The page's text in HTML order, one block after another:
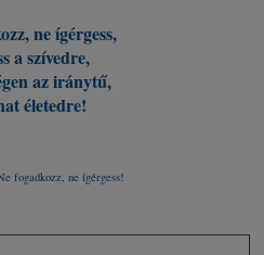
ne ígérgess,
a szívedre,
az iránytű,
életedre!
fogadkozz, ne ígérgess!